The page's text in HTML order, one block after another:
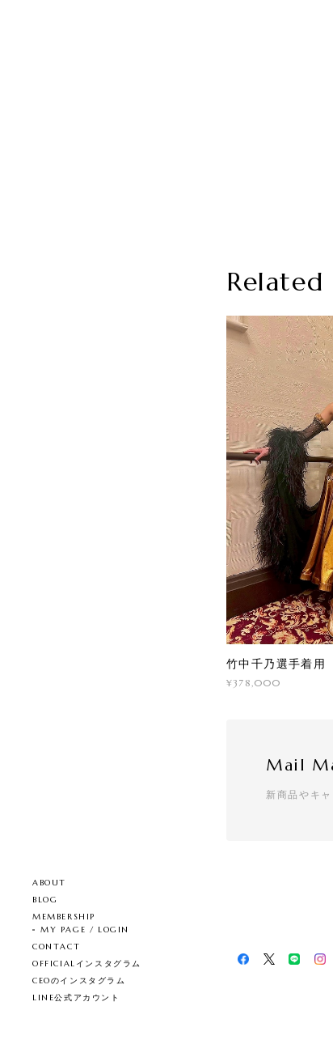
ABOUT
BLOG
MEMBERSHIP
MY PAGE / LOGIN
CONTACT
OFFICIALインスタグラム
CEOのインスタグラム
LINE公式アカウント
Related
竹中千乃選手着
¥378,000
Mail
新商品やキ